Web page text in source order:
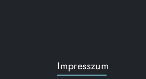
Impresszum